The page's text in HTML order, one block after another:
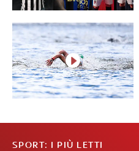
SPORT: I PIÙ LETTI